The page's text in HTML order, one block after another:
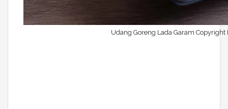
Udang Goreng Lada Garam Copyright